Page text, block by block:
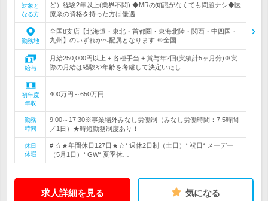
対象と
なる方
ど）経験2年以上(業界不問) ◆MRの知識がなくても問題ナシ◆医
療系の資格を持った方は優遇
勤務地
全国8支店【北海道・東北・首都圏・東海北陸・関西・中四国・
九州】のいずれかへ配属となります ※全国…
給与
月給250,000円以上 + 各種手当 + 賞与年2回(実績計5ヶ月分)※実
際の月給は経験や年齢を考慮して決定いたし…
初年度
年収
400万円～650万円
勤務
時間
9:00～17:30※事業場外みなし労働制（みなし労働時間：7.5時間
／1日）★時短勤務制度あり！
休日
休暇
# ☆★年間休日127日★☆* 週休2日制（土日）* 祝日* メーデー
（5月1日）* GW* 夏季休…
求人詳細を見る 気になる